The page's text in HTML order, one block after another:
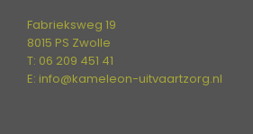
Fabrieksweg 19
8015 PS Zwolle
T: 06 209 451 41
E: info@kameleon-uitvaartzorg.nl